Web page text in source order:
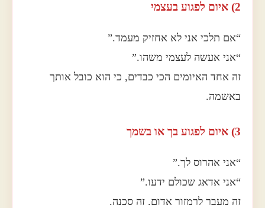
2) איום לפגוע בעצמי
“אם תלכי אני לא אחזיק מעמד.”
“אני אעשה לעצמי משהו.”
זה אחד האיומים הכי כבדים, כי הוא כובל אותך
באשמה.
3) איום לפגוע בך או בשמך
“אני אהרוס לך.”
“אני אדאג שכולם ידעו.”
זה מעבר לרמזור אדום. זה סכנה.